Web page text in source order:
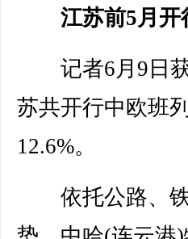
江苏前5月开
记者6月9日获
苏共开行中欧班
12.6%。
依托公路、铁